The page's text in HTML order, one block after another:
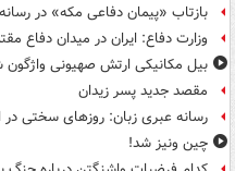
بازتاب «پیمان دفاعی مکه» در
وزارت دفاع: ایران در میدان دفاع
بیل مکانیکی ارتش صهیونی
مقصد جدید پسر زیدان
رسانه عبری زبان: روزهای سختی در
چین ونیز شد!